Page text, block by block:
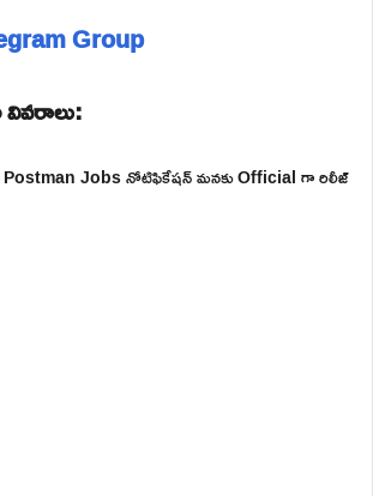
Group
Postman Jobs నోటిఫికేషన్ మనకు Official గా రిలీజ్